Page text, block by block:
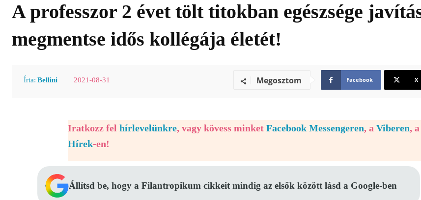
A professzor 2 évet tölt titokban egészsége
megmentse idős kollégája életét!
Írta: Bellini 2021-08-31 Megosztom Facebook X
Iratkozz fel hírlevelünkre, vagy kövess minket Facebook Messengeren, a Viberen, a
Hírek-en!
Állítsd be, hogy a Filantropikum cikkeit mindig az elsők között lásd a Google-ben